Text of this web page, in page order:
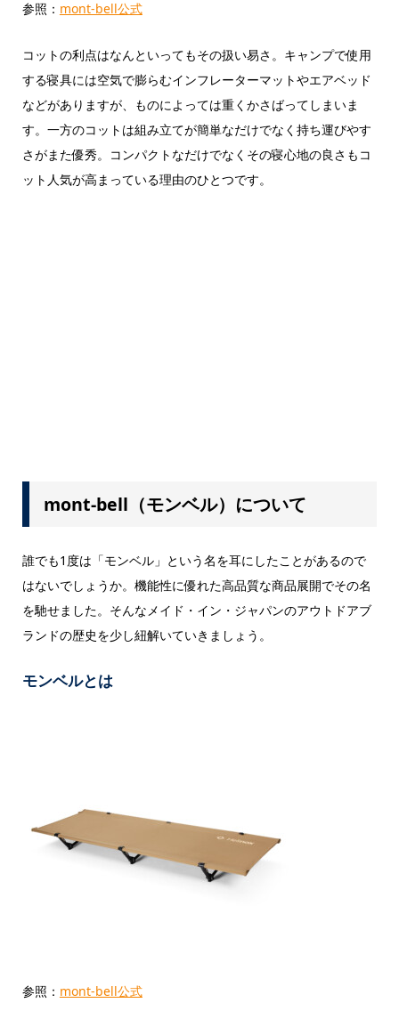
参照： mont-bell公式
コットの利点はなんといってもその扱い易さ。キャンプで使用
する寝具には空気で膨らむインフレーターマットやエアベッド
などがありますが、ものによっては重くかさばってしまいま
す。一方のコットは組み立てが簡単なだけでなく持ち運びやす
さがまた優秀。コンパクトなだけでなくその寝心地の良さもコ
ット人気が高まっている理由のひとつです。
mont-bell（モンベル）について
誰でも1度は「モンベル」という名を耳にしたことがあるので
はないでしょうか。機能性に優れた高品質な商品展開でその名
を馳せました。そんなメイド・イン・ジャパンのアウトドアブ
ランドの歴史を少し紐解いていきましょう。
モンベルとは
参照： mont-bell公式